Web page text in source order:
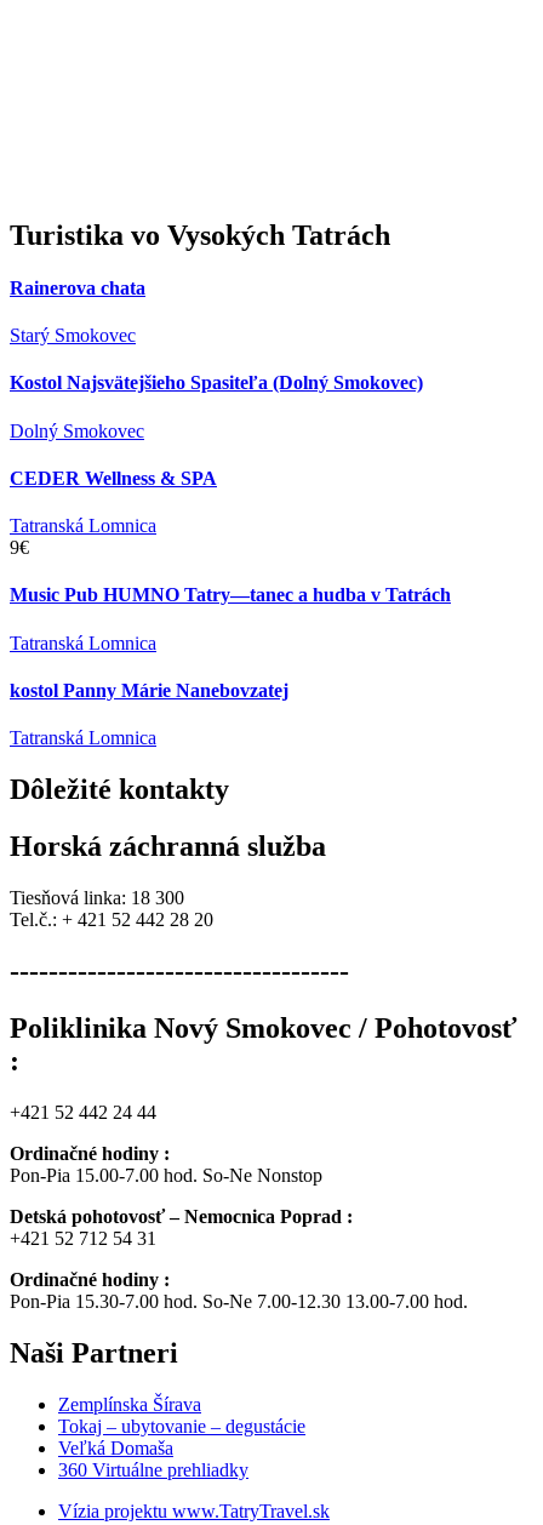
Turistika vo Vysokých Tatrách
Rainerova chata
Starý Smokovec
Kostol Najsvätejšieho Spasiteľa (Dolný Smokovec)
Dolný Smokovec
CEDER Wellness & SPA
Tatranská Lomnica
9€
Music Pub HUMNO Tatry—tanec a hudba v Tatrách
Tatranská Lomnica
kostol Panny Márie Nanebovzatej
Tatranská Lomnica
Dôležité kontakty
Horská záchranná služba
Tiesňová linka: 18 300
Tel.č.: + 421 52 442 28 20
-----------------------------------
Poliklinika Nový Smokovec / Pohotovosť
:
+421 52 442 24 44
Ordinačné hodiny :
Pon-Pia 15.00-7.00 hod. So-Ne Nonstop
Detská pohotovosť – Nemocnica Poprad :
+421 52 712 54 31
Ordinačné hodiny :
Pon-Pia 15.30-7.00 hod. So-Ne 7.00-12.30 13.00-7.00 hod.
Naši Partneri
Zemplínska Šírava
Tokaj – ubytovanie – degustácie
Veľká Domaša
360 Virtuálne prehliadky
Vízia projektu www.TatryTravel.sk